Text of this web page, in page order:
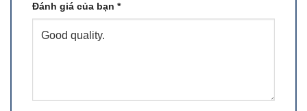
Đánh giá của bạn *